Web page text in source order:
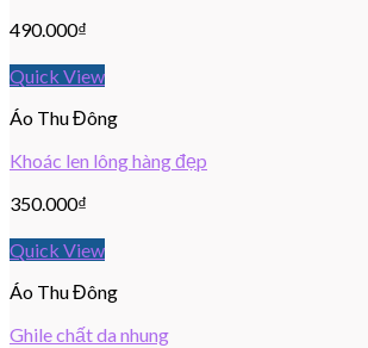
490.000₫
Quick View
Áo Thu Đông
Khoác len lông hàng đẹp
350.000₫
Quick View
Áo Thu Đông
Ghile chất da nhung